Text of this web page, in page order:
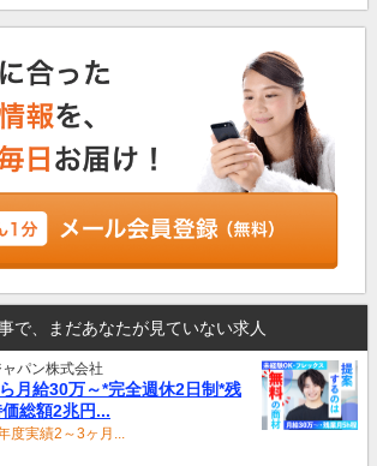
で、まだあなたが見ていない求人
パン株式会社
月給30万～*完全週休2日制*残
総額2兆円...
実績2～3ヶ月...